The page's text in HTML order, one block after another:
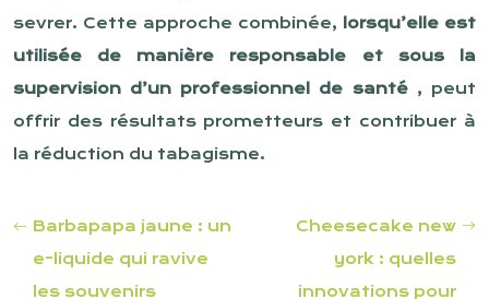
sevrer. Cette approche combinée,
lorsqu’elle est
utilisée de manière responsable et sous la
supervision d’un professionnel de santé , peut
offrir des résultats prometteurs et contribuer à
la réduction du tabagisme.
Barbapapa jaune : un
e-liquide qui ravive
les souvenirs
Cheesecake new
york : quelles
innovations pour